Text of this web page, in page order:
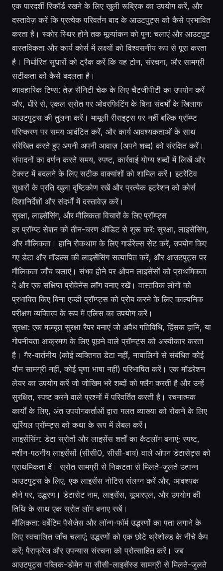
एक पारदर्शी रिकॉर्ड रखने के लिए खुली रूब्रिक का उपयोग करें, और
दस्तावेज़ करें कि प्रत्येक परिवर्तन बाद के आउटपुट्स को कैसे प्रभावित
करता है। स्कोर स्थिर होने तक मूल्यांकन को पुन: चलाएं और आउटपुट
वास्तविकता और कार्य कोर्स में लक्ष्यों को विश्वसनीय रूप से पूरा करता
है। निर्धारित सुधारों को ट्रैक करें कि यह टोन, संरचना, और सामग्री
सटीकता को कैसे बदलता है।
व्यावहारिक टिप्स: तेज़ सैनिटी चेक के लिए चैटजीपीटी का उपयोग करें
और, धीरे से, एकल स्रोत पर ओवरफिटिंग के बिना संदर्भों के खिलाफ
आउटपुट्स की तुलना करें। मामूली रीराइट्स पर नहीं बल्कि प्रॉम्प्ट
परिष्करण पर समय आवंटित करें, और कार्य आवश्यकताओं के साथ
संरेखित करते हुए अपनी अपनी आवाज़ (अपने शब्द) को संरक्षित करें।
संपादनों का वर्णन करते समय, स्पष्ट, कार्रवाई योग्य शब्दों में लिखें और
टेक्स्ट में बदलने के लिए सटीक वाक्यांशों को शामिल करें। इटरेटिव
सुधारों के प्रति खुला दृष्टिकोण रखें और प्रत्येक इटरेशन को कोर्स
दिशानिर्देशों और संदर्भों में दस्तावेज़ करें।
सुरक्षा, लाइसेंसिंग, और मौलिकता विचारों के लिए प्रॉम्प्ट्स
हर प्रॉम्प्ट सेशन को तीन-चरण ऑडिट से शुरू करें: सुरक्षा, लाइसेंसिंग,
और मौलिकता। हानि रोकथाम के लिए गार्डरेल्स सेट करें, उपयोग किए
गए डेटा और मॉडल्स की लाइसेंसिंग सत्यापित करें, और आउटपुट्स पर
मौलिकता जाँच चलाएं। संभव होने पर ओपन लाइसेंसों को प्राथमिकता
दें और एक संक्षिप्त प्रोवेनेंस लॉग बनाए रखें। वास्तविक लोगों को
प्रभावित किए बिना एज्डी प्रॉम्प्ट्स को प्रोब करने के लिए काल्पनिक
परीक्षण व्यक्तित्व के रूप में एलिस का उपयोग करें।
सुरक्षा: एक मजबूत सुरक्षा रैपर बनाएं जो अवैध गतिविधि, हिंसक हानि, या
गोपनीयता आक्रमण के लिए पूछने वाले प्रॉम्प्ट्स को अस्वीकार करता
है। गैर-वार्तनीय (कोई व्यक्तिगत डेटा नहीं, नाबालिगों से संबंधित कोई
यौन सामग्री नहीं, कोई घृणा भाषा नहीं) परिभाषित करें। एक मॉडरेशन
लेयर का उपयोग करें जो जोखिम भरे शब्दों को फ्लैग करती है और उन्हें
सुरक्षित, स्पष्ट करने वाले प्रश्नों में परिवर्तित करती है। रचनात्मक
कार्यों के लिए, अंत उपयोगकर्ताओं द्वारा गलत व्याख्या को रोकने के लिए
सूर्रियल प्रॉम्प्ट्स को कथा के रूप में लेबल करें।
लाइसेंसिंग: डेटा स्रोतों और लाइसेंस शर्तों का कैटलॉग बनाएं; स्पष्ट,
मशीन-पठनीय लाइसेंसों (सीसी0, सीसी-बाय) वाले ओपन डेटासेट्स को
प्राथमिकता दें। स्रोत सामग्री से निकटता से मिलते-जुलते उत्पन्न
आउटपुट्स के लिए, एक लाइसेंस नोटिस संलग्न करें और, आवश्यक
होने पर, उद्धरण। डेटासेट नाम, लाइसेंस, यूआरएल, और उपयोग की
तिथि के साथ एक स्रोत लॉग बनाए रखें।
मौलिकता: वर्बेटिम पैसेजेस और लॉन्ग-फॉर्म उद्धरणों का पता लगाने के
लिए स्वचालित जाँच चलाएं; उद्धरणों को एक छोटे थ्रेशोल्ड के नीचे कैप
करें; पैराफ्रेज और उपन्यास संरचना को प्रोत्साहित करें। जब
आउटपुट्स पब्लिक-डोमेन या सीसी-लाइसेंस्ड सामग्री से मिलते-जुलते